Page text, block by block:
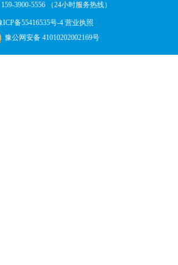
159-3900-5556 （24小时服务热线）
ICP备55416535号-4 营业执照
豫公网安备 41010202002169号